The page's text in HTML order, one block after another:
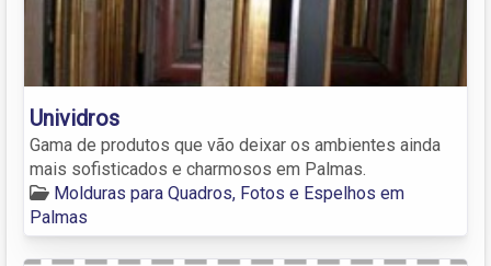
Unividros
Gama de produtos que vão deixar os ambientes ainda
mais sofisticados e charmosos em Palmas.
Molduras para Quadros, Fotos e Espelhos em
Palmas